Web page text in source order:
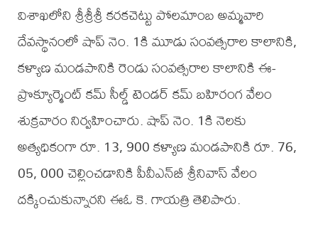
విశాఖలోని శ్రీశ్రీశ్రీ కరకచెట్టు పోలమాంబ అమ్మవారి
దేవస్థానంలో షాప్ నెం. 1కి మూడు సంవత్సరాల కాలానికి,
కళ్యాణ మండపానికి రెండు సంవత్సరాల కాలానికి ఈ-
ప్రొక్యూర్మెంట్ కమ్ సీల్డ్ టెండర్ కమ్ బహిరంగ వేలం
శుక్రవారం నిర్వహించారు. షాప్ నెం. 1కి నెలకు
అత్యధికంగా రూ. 13, 900 కళ్యాణ మండపానికి రూ. 76,
05, 000 చెల్లించడానికి పీవీఎన్‌బీ శ్రీనివాస్ వేలం
దక్కించుకున్నారని ఈఓ కె. గాయత్రి తెలిపారు.